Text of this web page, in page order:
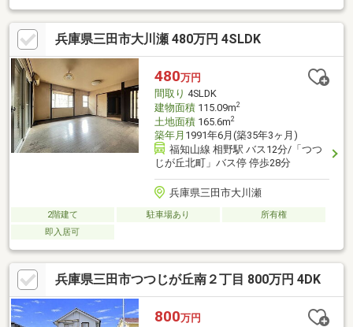
兵庫県三田市大川瀬 480万円 4SLDK
480万円
間取り 4SLDK
建物面積115.09m2
土地面積165.6m2
築年月 1991年6月(築35年3ヶ月)
福知山線 相野駅 バス12分/「つつ
じが丘北町」バス停 停歩28分
兵庫県三田市大川瀬
2階建て 駐車場あり
所有権
即入居可
兵庫県三田市つつじが丘南２丁目 800万円 4DK
800万円